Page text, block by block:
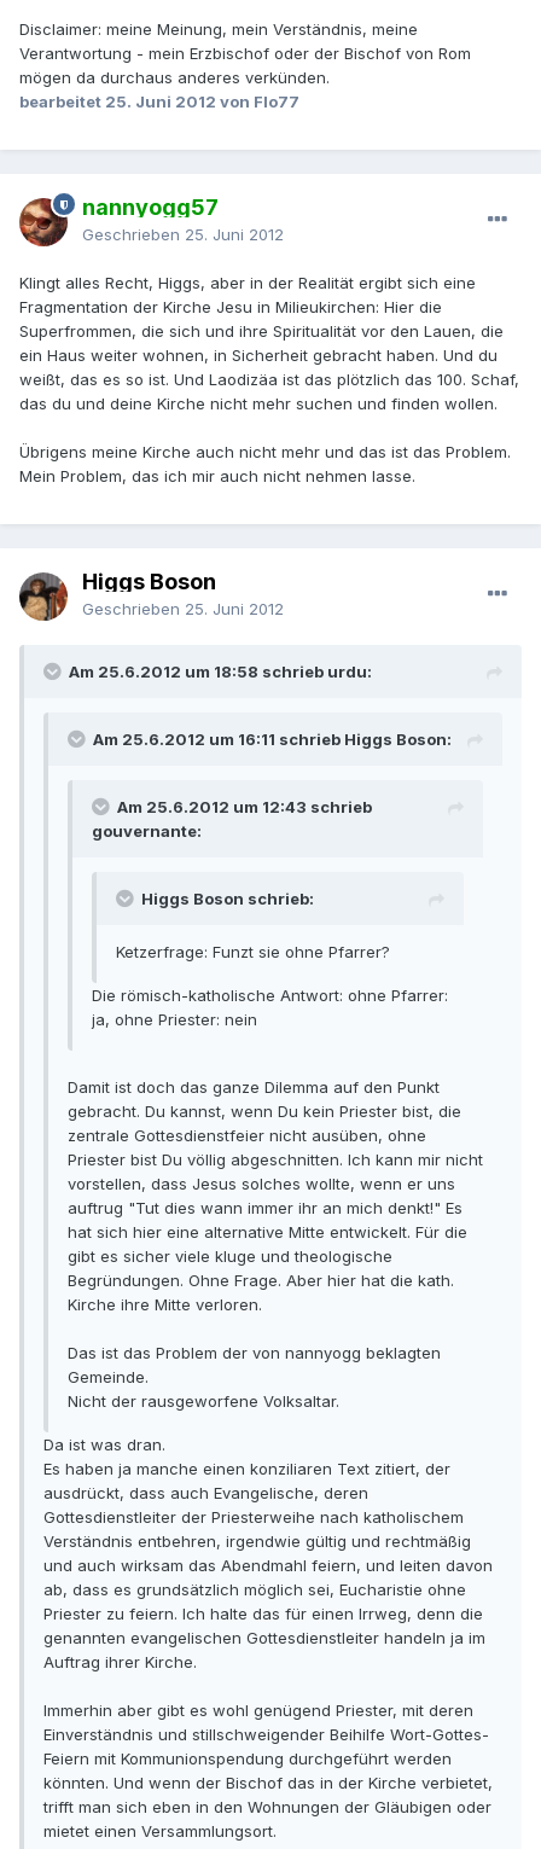
Disclaimer: meine Meinung, mein Verständnis, meine
Verantwortung - mein Erzbischof oder der Bischof von Rom
mögen da durchaus anderes verkünden.
bearbeitet 25. Juni 2012 von Flo77
nannyogg57
Geschrieben 25. Juni 2012
Klingt alles Recht, Higgs, aber in der Realität ergibt sich eine
Fragmentation der Kirche Jesu in Milieukirchen: Hier die
Superfrommen, die sich und ihre Spiritualität vor den Lauen, die
ein Haus weiter wohnen, in Sicherheit gebracht haben. Und du
weißt, das es so ist. Und Laodizäa ist das plötzlich das 100. Schaf,
das du und deine Kirche nicht mehr suchen und finden wollen.
Übrigens meine Kirche auch nicht mehr und das ist das Problem.
Mein Problem, das ich mir auch nicht nehmen lasse.
Higgs Boson
Geschrieben 25. Juni 2012
Am 25.6.2012 um 18:58 schrieb urdu:
Am 25.6.2012 um 16:11 schrieb Higgs Boson:
Am 25.6.2012 um 12:43 schrieb
gouvernante:
Higgs Boson schrieb:
Ketzerfrage: Funzt sie ohne Pfarrer?
Die römisch-katholische Antwort: ohne Pfarrer:
ja, ohne Priester: nein
Damit ist doch das ganze Dilemma auf den Punkt
gebracht. Du kannst, wenn Du kein Priester bist, die
zentrale Gottesdienstfeier nicht ausüben, ohne
Priester bist Du völlig abgeschnitten. Ich kann mir nicht
vorstellen, dass Jesus solches wollte, wenn er uns
auftrug "Tut dies wann immer ihr an mich denkt!" Es
hat sich hier eine alternative Mitte entwickelt. Für die
gibt es sicher viele kluge und theologische
Begründungen. Ohne Frage. Aber hier hat die kath.
Kirche ihre Mitte verloren.
Das ist das Problem der von nannyogg beklagten
Gemeinde.
Nicht der rausgeworfene Volksaltar.
Da ist was dran.
Es haben ja manche einen konziliaren Text zitiert, der
ausdrückt, dass auch Evangelische, deren
Gottesdienstleiter der Priesterweihe nach katholischem
Verständnis entbehren, irgendwie gültig und rechtmäßig
und auch wirksam das Abendmahl feiern, und leiten davon
ab, dass es grundsätzlich möglich sei, Eucharistie ohne
Priester zu feiern. Ich halte das für einen Irrweg, denn die
genannten evangelischen Gottesdienstleiter handeln ja im
Auftrag ihrer Kirche.
Immerhin aber gibt es wohl genügend Priester, mit deren
Einverständnis und stillschweigender Beihilfe Wort-Gottes-
Feiern mit Kommunionspendung durchgeführt werden
könnten. Und wenn der Bischof das in der Kirche verbietet,
trifft man sich eben in den Wohnungen der Gläubigen oder
mietet einen Versammlungsort.